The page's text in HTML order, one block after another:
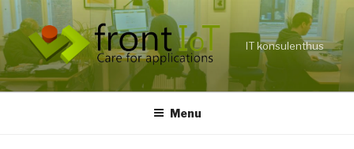
IT konsulenthus
Menu